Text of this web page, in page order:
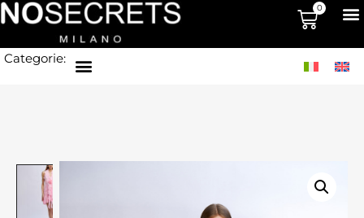
0
Categorie: